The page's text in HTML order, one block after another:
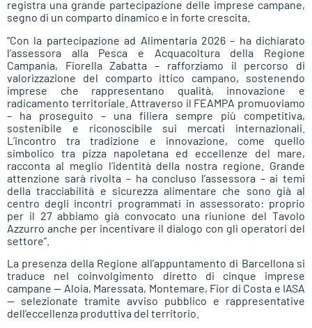
registra una grande partecipazione delle imprese campane,
segno di un comparto dinamico e in forte crescita.
“Con la partecipazione ad Alimentaria 2026 – ha dichiarato
l’assessora alla Pesca e Acquacoltura della Regione
Campania, Fiorella Zabatta – rafforziamo il percorso di
valorizzazione del comparto ittico campano, sostenendo
imprese che rappresentano qualità, innovazione e
radicamento territoriale. Attraverso il FEAMPA promuoviamo
– ha proseguito – una filiera sempre più competitiva,
sostenibile e riconoscibile sui mercati internazionali.
L’incontro tra tradizione e innovazione, come quello
simbolico tra pizza napoletana ed eccellenze del mare,
racconta al meglio l’identità della nostra regione. Grande
attenzione sarà rivolta – ha concluso l’assessora – ai temi
della tracciabilità e sicurezza alimentare che sono già al
centro degli incontri programmati in assessorato: proprio
per il 27 abbiamo già convocato una riunione del Tavolo
Azzurro anche per incentivare il dialogo con gli operatori del
settore”.
La presenza della Regione all’appuntamento di Barcellona si
traduce nel coinvolgimento diretto di cinque imprese
campane — Aloia, Maressata, Montemare, Fior di Costa e IASA
— selezionate tramite avviso pubblico e rappresentative
dell’eccellenza produttiva del territorio.